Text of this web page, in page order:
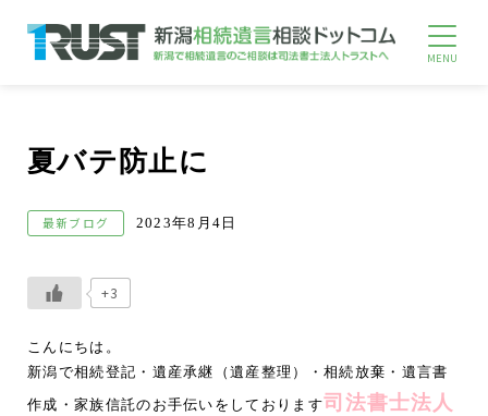
夏バテ防止に
最新ブログ 2023年8月4日
+3
こんにちは。
新潟で相続登記・遺産承継（遺産整理）・相続放棄・遺言書
作成・家族信託のお手伝いをしております司法書士法人